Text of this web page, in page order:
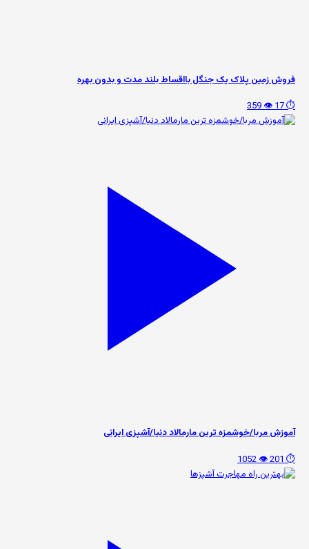
فروش زمین پلاک یک جنگل بااقساط بلند مدت و بدون بهره
⏱️ 17
👁️ 359
آموزش مربا/خوشمزه ترین مارمالاد دنیا/آشپزی ایرانی
⏱️ 201
👁️ 1052